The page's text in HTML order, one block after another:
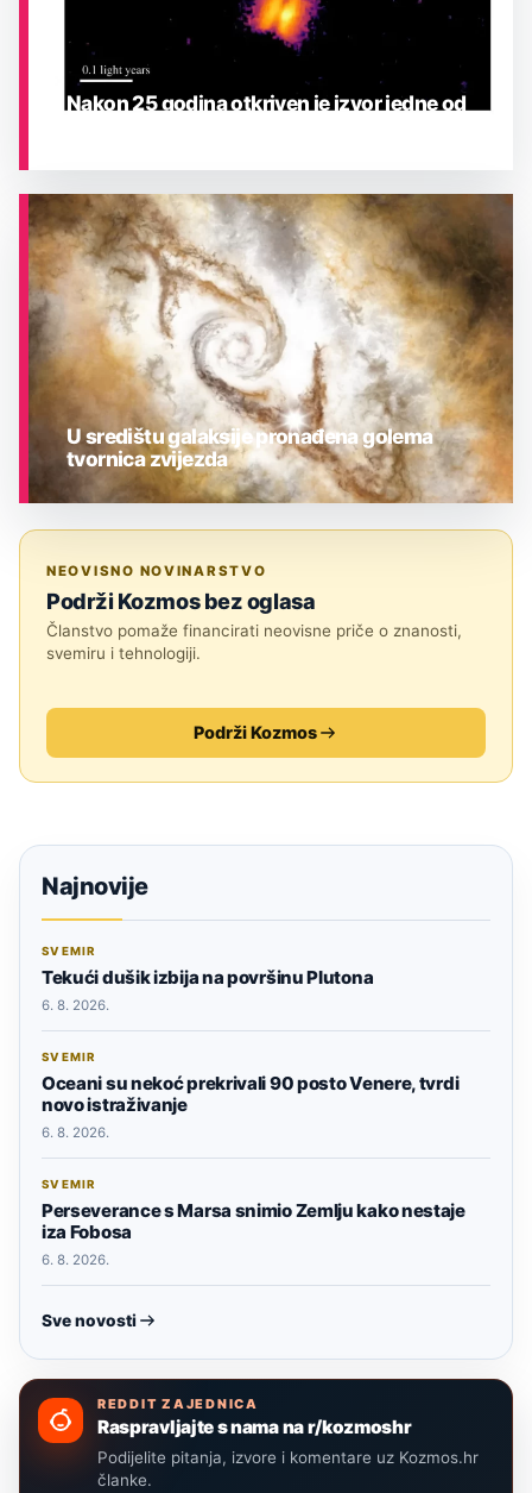
ASTRONOMIJA
Nakon 25 godina otkriven je izvor jedne od
U središtu galaksije pronađena golema
tvornica zvijezda
NEOVISNO NOVINARSTVO
Podrži Kozmos bez oglasa
Članstvo pomaže financirati neovisne priče o znanosti,
svemiru i tehnologiji.
Podrži Kozmos
Najnovije
SVEMIR
Tekući dušik izbija na površinu Plutona
6. 8. 2026.
SVEMIR
Oceani su nekoć prekrivali 90 posto Venere, tvrdi
novo istraživanje
6. 8. 2026.
SVEMIR
Perseverance s Marsa snimio Zemlju kako nestaje
iza Fobosa
6. 8. 2026.
Sve novosti
REDDIT ZAJEDNICA
Raspravljajte s nama na r/kozmoshr
Podijelite pitanja, izvore i komentare uz Kozmos.hr
članke.